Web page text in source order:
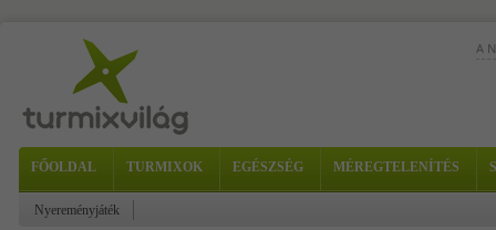
A
FŐOLDAL TURMIXOK EGÉSZSÉG MÉREGTELENÍTÉS
Nyereményjáték